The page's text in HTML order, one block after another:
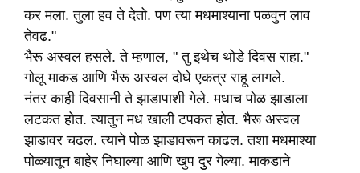
कर मला. तुला हव ते देतो. पण त्या मधमाश्याना पळवुन लाव
तेवढ."
भैरू अस्वल हसले. ते म्हणाल, " तु इथेच थोडे दिवस राहा."
गोलू माकड आणि भैरू अस्वल दोघे एकत्र राहू लागले.
नंतर काही दिवसानी ते झाडापाशी गेले. मधाच पोळ झाडाला
लटकत होत. त्यातुन मध खाली टपकत होत. भैरू अस्वल
झाडावर चढल. त्याने पोळ झाडावरून काढल. तशा मधमाश्या
पोळ्यातून बाहेर निघाल्या आणि खुप दुुर गेल्या. माकडाने